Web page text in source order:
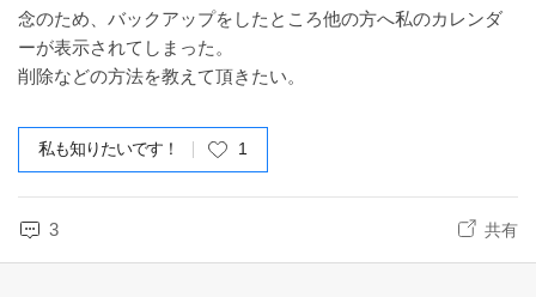
念のため、バックアップをしたところ他の方へ私のカレンダ
ーが表示されてしまった。
削除などの方法を教えて頂きたい。
私も知りたいです！ 1
3 共有